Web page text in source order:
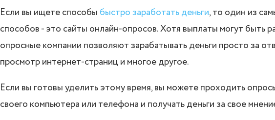
Если вы ищете способы быстро заработать деньги, то один из
способов - это сайты онлайн-опросов. Хотя выплаты могут быть
опросные компании позволяют зарабатывать деньги просто за
просмотр интернет-страниц и многое другое.
Если вы готовы уделить этому время, вы можете проходить
своего компьютера или телефона и получать деньги за свое